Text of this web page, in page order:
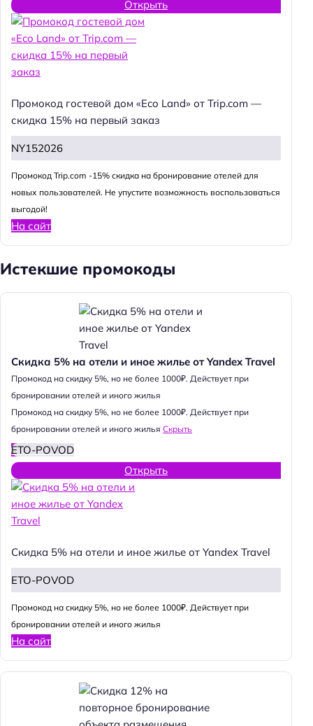
Открыть
Промокод гостевой дом «Eco Land» от Trip.com —
скидка 15% на первый заказ
NY152026
Промокод Trip.com -15% скидка на бронирование отелей для
новых пользователей. Не упустите возможность воспользоваться
выгодой!
На сайт
Истекшие промокоды
Скидка 5% на отели и иное жилье от Yandex Travel
Промокод на скидку 5%, но не более 1000₽. Действует при
бронировании отелей и иного жилья
Промокод на скидку 5%, но не более 1000₽. Действует при
бронировании отелей и иного жилья Скрыть
ETO-POVOD
Открыть
Скидка 5% на отели и иное жилье от Yandex Travel
ETO-POVOD
Промокод на скидку 5%, но не более 1000₽. Действует при
бронировании отелей и иного жилья
На сайт